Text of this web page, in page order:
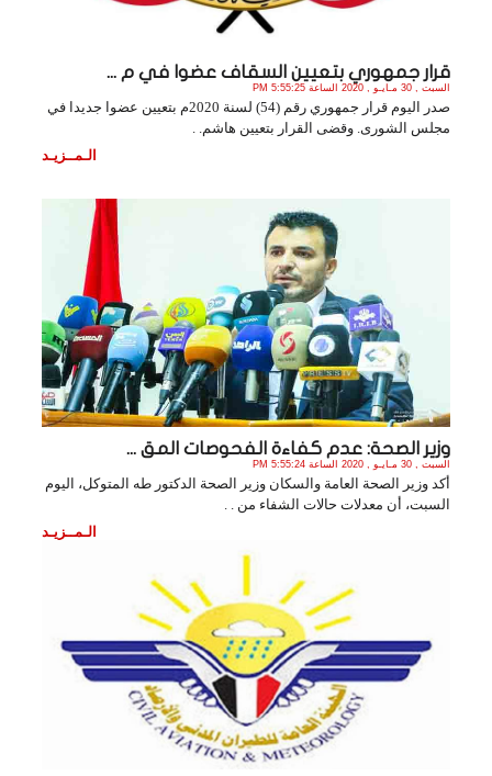
قرار جمهوري بتعيين السقاف عضوا في م ...
السبت , 30 مـايـو , 2020 الساعة 5:55:25 PM
صدر اليوم قرار جمهوري رقم (54) لسنة 2020م بتعيين عضوا جديدا في
مجلس الشورى. وقضى القرار بتعيين هاشم. .
الـمــزيـد
وزير الصحة: عدم كفاءة الفحوصات المق ...
السبت , 30 مـايـو , 2020 الساعة 5:55:24 PM
أكد وزير الصحة العامة والسكان وزير الصحة الدكتور طه المتوكل، اليوم
السبت، أن معدلات حالات الشفاء من . .
الـمــزيـد